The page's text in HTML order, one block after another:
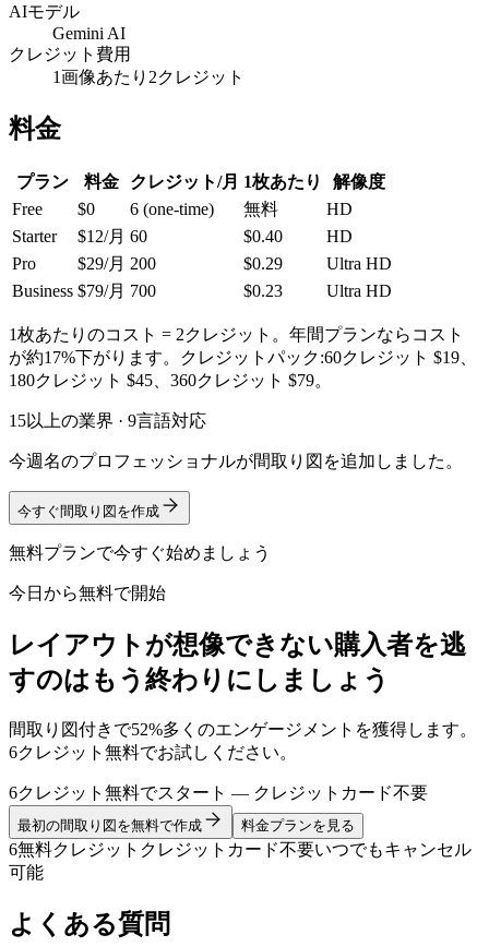
AIモデル
Gemini AI
クレジット費用
1画像あたり2クレジット
料金
プラン 料金 クレジット/月 1枚あたり
解像度
Free
$0 6 (one-time) 無料
HD
Starter
$12/月 60 $0.40
HD
Pro
$29/月 200 $0.29
Ultra HD
Business $79/月 700 $0.23 Ultra HD
1枚あたりのコスト = 2クレジット。年間プランならコスト
が約17%下がります。クレジットパック:60クレジット $19、
180クレジット $45、360クレジット $79。
15以上の業界 · 9言語対応
今週名のプロフェッショナルが間取り図を追加しました。
今すぐ間取り図を作成
無料プランで今すぐ始めましょう
今日から無料で開始
レイアウトが想像できない購入者を逃
すのはもう終わりにしましょう
間取り図付きで52%多くのエンゲージメントを獲得します。
6クレジット無料でお試しください。
6クレジット無料でスタート — クレジットカード不要
最初の間取り図を無料で作成 料金プランを見る
6無料クレジット クレジットカード不要いつでもキャンセル
可能
よくある質問